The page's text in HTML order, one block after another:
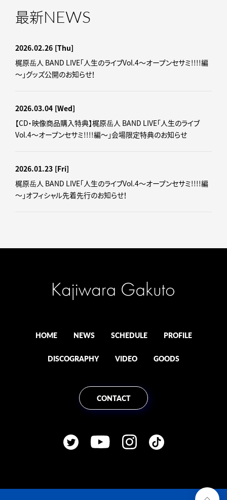
最新NEWS
2026.02.26 [Thu]
梶原岳人 BAND LIVE「人生のライブVol.4～オープンセサミ!!!!編
～」グッズ公開のお知らせ！
2026.03.04 [Wed]
【CD・映像商品購入特典】梶原岳人 BAND LIVE「人生のライブ
Vol.4～オープンセサミ!!!!編～」会場限定特典のお知らせ
2026.01.23 [Fri]
梶原岳人 BAND LIVE「人生のライブVol.4～オープンセサミ!!!!編
～」オフィシャル先着先行のお知らせ！
HOME NEWS SCHEDULE PROFILE
DISCOGRAPHY VIDEO GOODS
CONTACT